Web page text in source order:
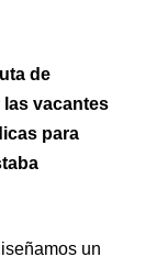
de
vacantes
para
un